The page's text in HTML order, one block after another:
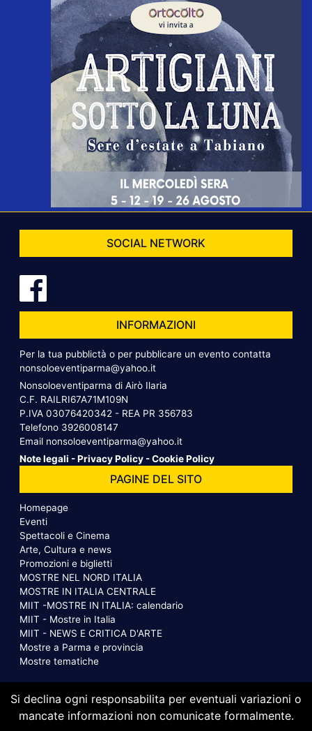
SOCIAL NETWORK
INFORMAZIONI
Per la tua pubblictà o per pubblicare un evento contatta
nonsoloeventiparma@yahoo.it
Nonsoloeventiparma di Airò Ilaria
C.F. RAILRI67A71M109N
P.IVA 03076420342 - REA PR 356783
Telefono 3926008147
Email nonsoloeventiparma@yahoo.it
Note legali -Privacy Policy -Cookie Policy
PAGINE DEL SITO
Homepage
Eventi
Spettacoli e Cinema
Arte, Cultura e news
Promozioni e biglietti
MOSTRE NEL NORD ITALIA
MOSTRE IN ITALIA CENTRALE
MIIT -MOSTRE IN ITALIA: calendario
MIIT - Mostre in Italia
MIIT - NEWS E CRITICA D'ARTE
Mostre a Parma e provincia
Mostre tematiche
Si declina ogni responsabilita per eventuali variazioni o
mancate informazioni non comunicate formalmente.